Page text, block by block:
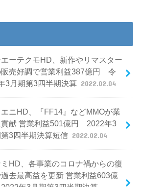
エーテクモHD、新作やリマスター
販売好調で営業利益387億円 令
3月期第3四半期決算 2022.02.04
エニHD、『FF14』などMMOが業
貢献 営業利益501億円 2022年3
第3四半期決算短信 2022.02.04
ミHD、各事業のコロナ禍からの復
去最高益を更新 営業利益603億